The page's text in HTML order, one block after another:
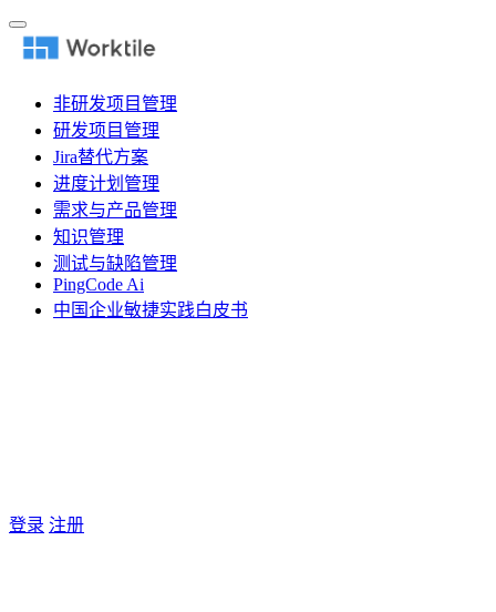
非研发项目管理
研发项目管理
Jira替代方案
进度计划管理
需求与产品管理
知识管理
测试与缺陷管理
PingCode Ai
中国企业敏捷实践白皮书
登录 注册